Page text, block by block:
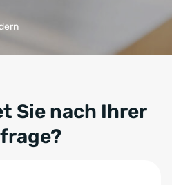
Sie nach Ihrer